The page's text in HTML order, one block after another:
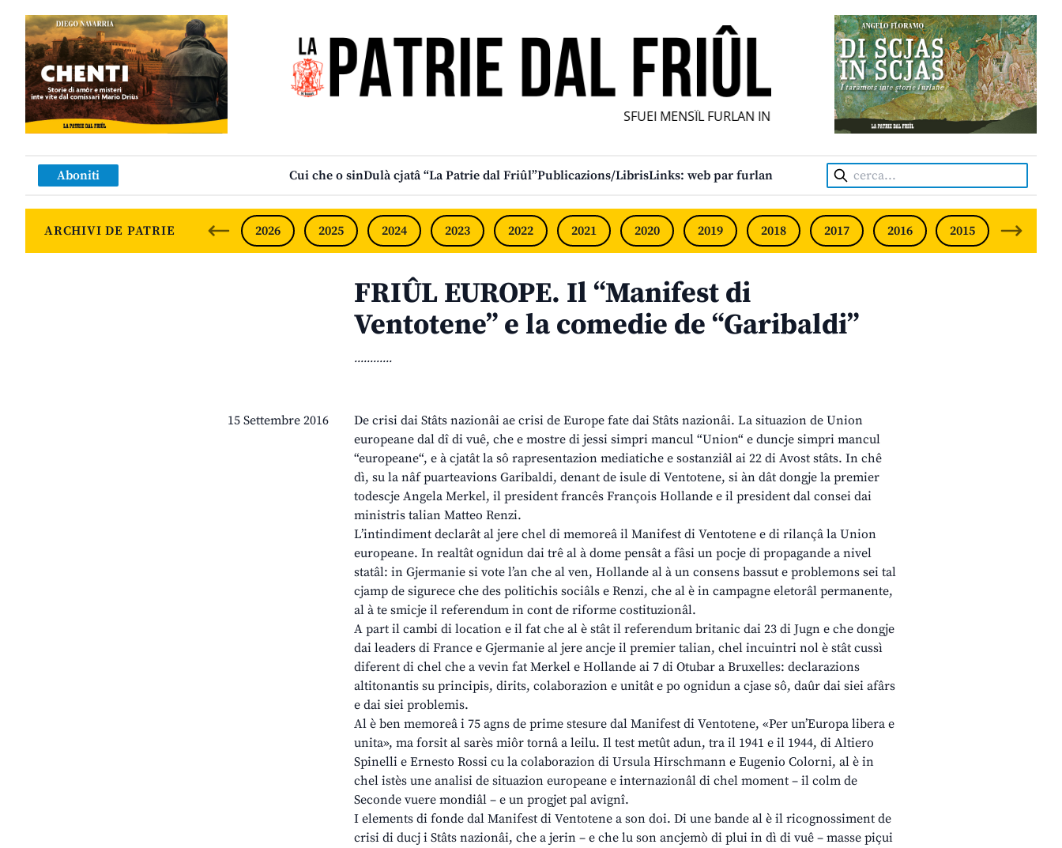
SFUEI MENSÎL FURLAN INDIPENDENT • INDEPENDENT FRIULIAN MONTHLY
Aboniti Cui che o sinDulà cjatâ “La Patrie dal Friûl”Publicazions/LibrisLinks: web par furlan Cerca:
ARCHIVI DE PATRIE 2026 2025 2024 2023 2022 2021 2020 2019 2018 2017 2016 2015 2014
FRIÛL EUROPE. Il “Manifest di
Ventotene” e la comedie de “Garibaldi”
............
15 Settembre 2016
De crisi dai Stâts nazionâi ae crisi de Europe fate dai Stâts nazionâi. La situazion de Union
europeane dal dî di vuê, che e mostre di jessi simpri mancul “Union“ e duncje simpri mancul
“europeane“, e à cjatât la sô rapresentazion mediatiche e sostanziâl ai 22 di Avost stâts. In chê
dì, su la nâf puarteavions Garibaldi, denant de isule di Ventotene, si àn dât dongje la premier
todescje Angela Merkel, il president francês François Hollande e il president dal consei dai
ministris talian Matteo Renzi.
L’intindiment declarât al jere chel di memoreâ il Manifest di Ventotene e di rilançâ la Union
europeane. In realtât ognidun dai trê al à dome pensât a fâsi un pocje di propagande a nivel
statâl: in Gjermanie si vote l’an che al ven, Hollande al à un consens bassut e problemons sei tal
cjamp de sigurece che des politichis sociâls e Renzi, che al è in campagne eletorâl permanente,
al à te smicje il referendum in cont de riforme costituzionâl.
A part il cambi di location e il fat che al è stât il referendum britanic dai 23 di Jugn e che dongje
dai leaders di France e Gjermanie al jere ancje il premier talian, chel incuintri nol è stât cussì
diferent di chel che a vevin fat Merkel e Hollande ai 7 di Otubar a Bruxelles: declarazions
altitonantis su principis, dirits, colaborazion e unitât e po ognidun a cjase sô, daûr dai siei afârs
e dai siei problemis.
Al è ben memoreâ i 75 agns de prime stesure dal Manifest di Ventotene, «Per un’Europa libera e
unita», ma forsit al sarès miôr tornâ a leilu. Il test metût adun, tra il 1941 e il 1944, di Altiero
Spinelli e Ernesto Rossi cu la colaborazion di Ursula Hirschmann e Eugenio Colorni, al è in
chel istès une analisi de situazion europeane e internazionâl di chel moment – il colm de
Seconde vuere mondiâl – e un progjet pal avignî.
I elements di fonde dal Manifest di Ventotene a son doi. Di une bande al è il ricognossiment de
crisi di ducj i Stâts nazionâi, che a jerin – e che lu son ancjemò di plui in dì di vuê – masse piçui